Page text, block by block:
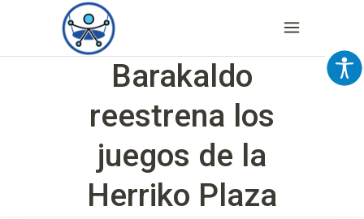
Barakaldo
reestrena los
juegos de la
Herriko Plaza